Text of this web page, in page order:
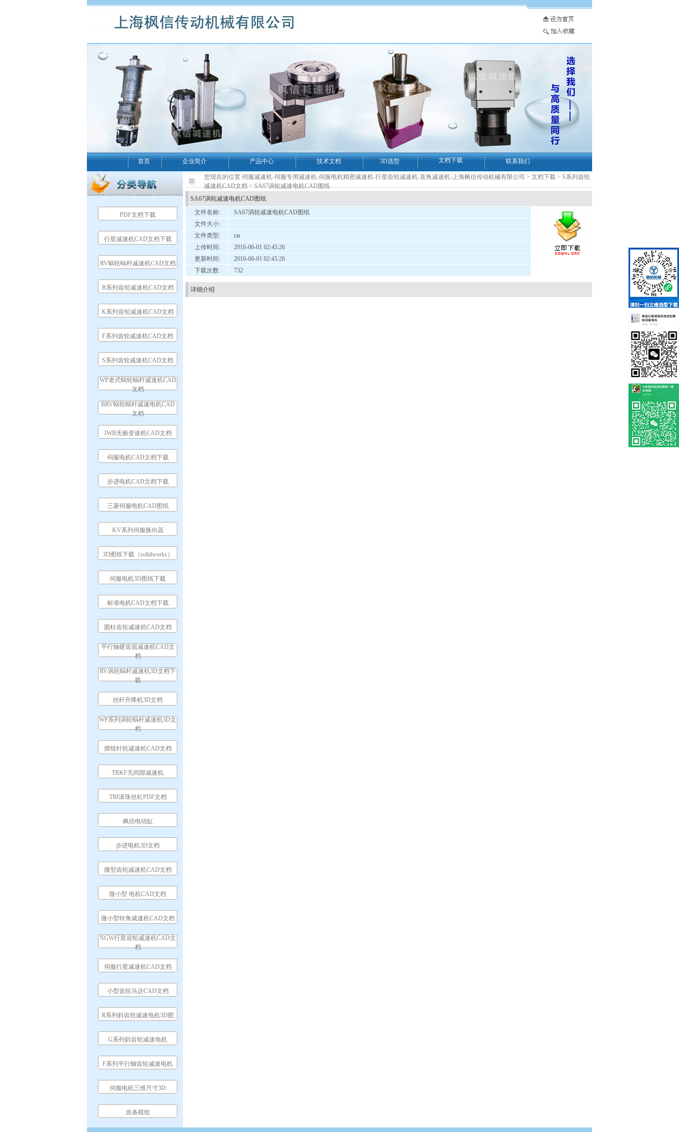
首页 企业简介 产品中心 技术文档 3D选型 文档下载 联系我们
PDF文档下载
行星减速机CAD文档下载
RV蜗轮蜗杆减速机CAD文档
R系列齿轮减速机CAD文档
K系列齿轮减速机CAD文档
F系列齿轮减速机CAD文档
S系列齿轮减速机CAD文档
WP老式蜗轮蜗杆减速机CAD
文档
BRV蜗轮蜗杆减速电机CAD
文档
JWB无极变速机CAD文档
伺服电机CAD文档下载
步进电机CAD文档下载
三菱伺服电机CAD图纸
KV系列伺服换向器
3D图纸下载（solidworks）
伺服电机3D图纸下载
标准电机CAD文档下载
圆柱齿轮减速机CAD文档
平行轴硬齿面减速机CAD文
档
RV涡轮蜗杆减速机3D文档下
载
丝杆升降机3D文档
WP系列涡轮蜗杆减速机3D文
档
摆线针轮减速机CAD文档
TRKF无间隙减速机
TBI滚珠丝杠PDF文档
枫信电动缸
步进电机3D文档
微型齿轮减速机CAD文档
微小型 电机CAD文档
微小型转角减速机CAD文档
NGW行星齿轮减速机CAD文
档
伺服行星减速机CAD文档
小型齿轮马达CAD文档
R系列斜齿轮减速电机3D图
G系列斜齿轮减速电机
F系列平行轴齿轮减速电机
伺服电机三维尺寸3D
齿条模组
您现在的位置:伺服减速机-伺服专用减速机-伺服电机精密减速机-行星齿轮减速机-直角减速机-上海枫信传动机械有限公司 > 文档下载 > S系列齿轮
减速机CAD文档> SA67涡轮减速电机CAD图纸
SA67涡轮减速电机CAD图纸
文件名称:
SA67涡轮减速电机CAD图纸
文件大小:
文件类型:
rar
上传时间:
2016-06-01 02:45:26
更新时间:
2016-06-01 02:45:26
下载次数:
732
详细介绍